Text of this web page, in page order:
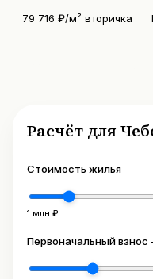
79 716 ₽/м² вторичка
Расчёт для
Стоимость жилья
1 млн ₽
Первоначальный